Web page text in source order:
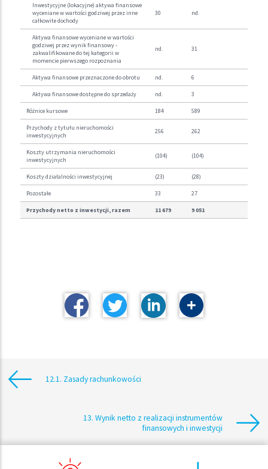
Inwestycyjne (lokacyjne) aktywa finansowe
wyceniane w wartości godziwej przez inne
całkowite dochody
30 nd.
Aktywa finansowe wyceniane w wartości
godziwej przez wynik finansowy -
zakwalifikowane do tej kategorii w
momencie pierwszego rozpoznania
nd. 31
Aktywa finansowe przeznaczone do obrotu nd. 6
Aktywa finansowe dostępne do sprzedaży nd. 3
Różnice kursowe 184 589
Przychody z tytułu nieruchomości
inwestycyjnych
256 262
Koszty utrzymania nieruchomości
inwestycyjnych
(104) (104)
Koszty działalności inwestycyjnej (23) (28)
Pozostałe 33 27
Przychody netto z inwestycji, razem 11 679 9 051
12.1. Zasady rachunkowości
13. Wynik netto z realizacji instrumentów
finansowych i inwestycji